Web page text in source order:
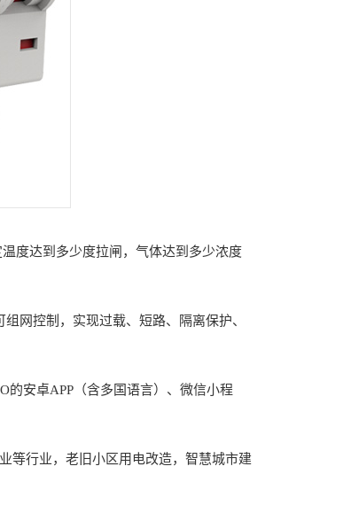
度达到多少度拉闸，气体达到多少浓度
网控制，实现过载、短路、隔离保护、
安卓APP（含多国语言）、微信小程
等行业，老旧小区用电改造，智慧城市建